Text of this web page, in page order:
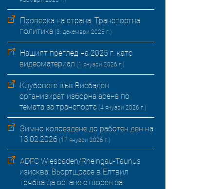
Проверка на страна: Транспортна
политика (3. декември 2025 г.)
Нашият преглед на 2025 г. като
видеоматериал (1 януари 2026 г.)
Клубовете във Висбаден
организират изборна арена по
темата за транспорта (4 януари 2026 г.)
Зимно колоездене до работен ден на
13.02.2026 (17 януари 2026 г.)
ADFC Wiesbaden/Rheingau-Taunus
изисква: Вьортщрасе в Елтвил
трябва да остане отворен за